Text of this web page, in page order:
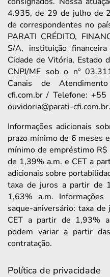
4.935, de 29 de julho de
de correspondentes no
PARATI CRÉDITO,
S/A, instituição
Cidade de Vitória, Estado
CNPJ/MF sob o nº
Canais de
cfi.com.br / Telefone:
ouvidoria@parati-cfi.com.br.
Informações adicionais
prazo mínimo de 6 meses
mínimo de empréstimo
de 1,39% a.m. e CET a
adicionais sobre
taxa de juros a partir de
1,63% a.m. Informações
saque-aniversário: taxa
CET a partir de 1,93%
podem variar a partir
contratação.
Política de privacidade